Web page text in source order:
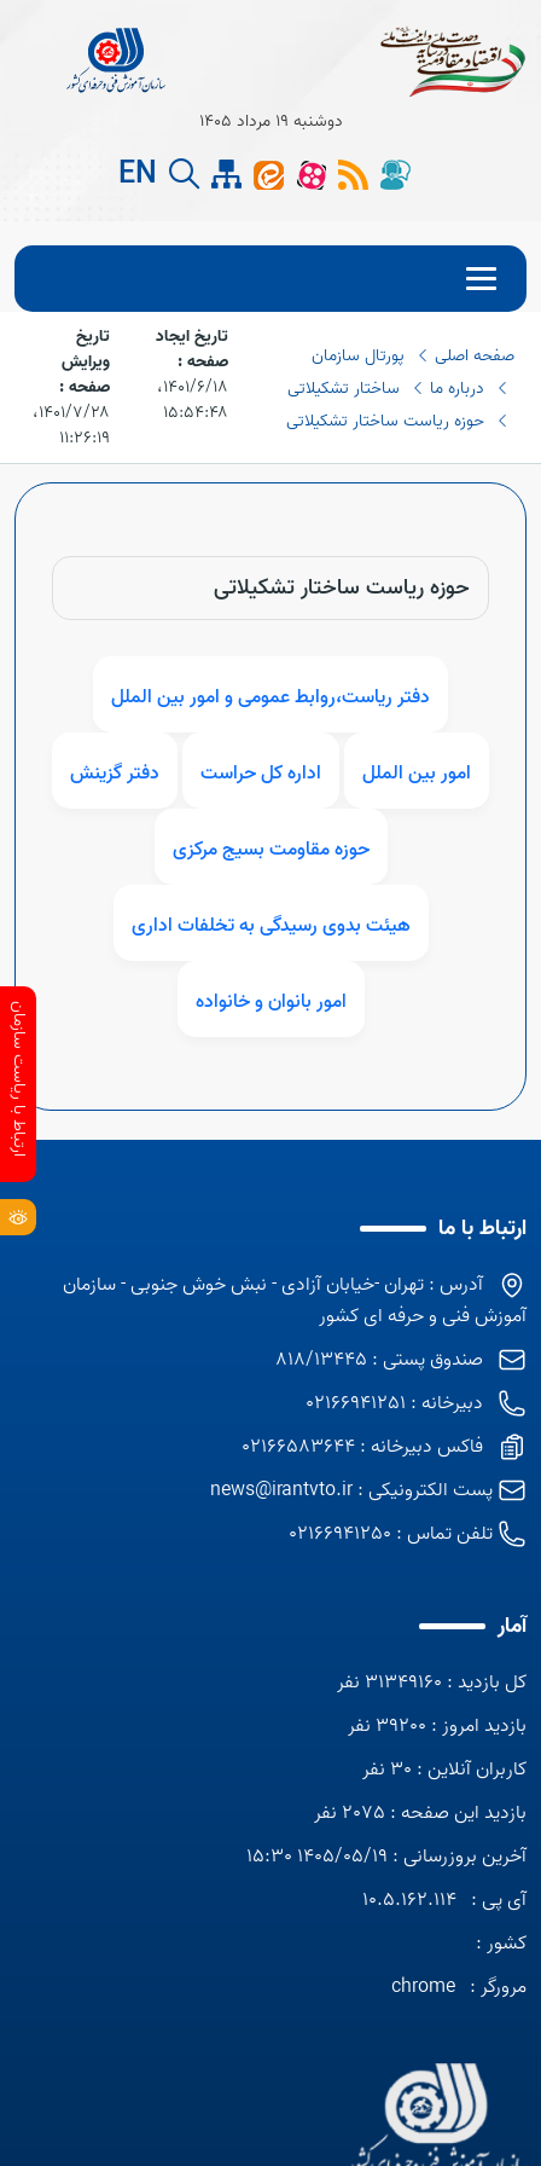
Open
Open
Open
Open
دوشنبه 19 مرداد 1405
EN
صفحه اصلی
پورتال سازمان
درباره ما
ساختار تشکیلاتی
حوزه ریاست ساختار تشکیلاتی
تاریخ ایجاد
صفحه :
۱۴۰۱/۶/۱۸،‏
۱۵:۵۴:۴۸
تاریخ
ویرایش
صفحه :
۱۴۰۱/۷/۲۸،‏
۱۱:۲۶:۱۹
حوزه ریاست ساختار تشکیلاتی
دفتر ریاست،روابط عمومی و امور بین الملل
امور بين الملل اداره کل حراست دفتر گزینش
حوزه مقاومت بسیج مرکزی
هیئت بدوی رسیدگی به تخلفات اداری
امور بانوان و خانواده
ارتباط با ما
آدرس : تهران -خیابان آزادی - نبش خوش جنوبی - سازمان
آموزش فنی و حرفه ای کشور
صندوق پستی : 818/13445
دبیرخانه : 02166941251
فاکس دبیرخانه : 02166583644
پست الکترونیکی :news@irantvto.ir
تلفن تماس : 02166941250
آمار
کل بازدید : 31349160 نفر
بازدید امروز : 39200 نفر
کاربران آنلاین : 30 نفر
بازدید این صفحه : 2075 نفر
آخرین بروزرسانی : 1405/05/19 15:30
آی پی : 10.5.162.114
کشور :
مرورگر : chrome
ارتباط با ریاست سازمان